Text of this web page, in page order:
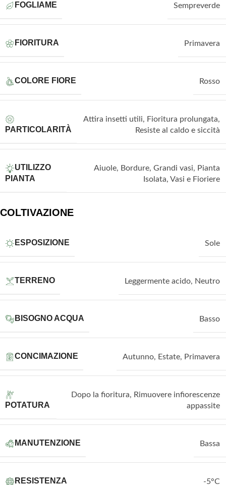
FOGLIAME Sempreverde
FIORITURA Primavera
COLORE FIORE Rosso
PARTICOLARITÀ
Attira insetti utili, Fioritura prolungata,
Resiste al caldo e siccità
UTILIZZO
PIANTA
Aiuole, Bordure, Grandi vasi, Pianta
Isolata, Vasi e Fioriere
COLTIVAZIONE
ESPOSIZIONE Sole
TERRENO Leggermente acido, Neutro
BISOGNO ACQUA Basso
CONCIMAZIONE Autunno, Estate, Primavera
POTATURA
Dopo la fioritura, Rimuovere infiorescenze
appassite
MANUTENZIONE Bassa
RESISTENZA -5°C